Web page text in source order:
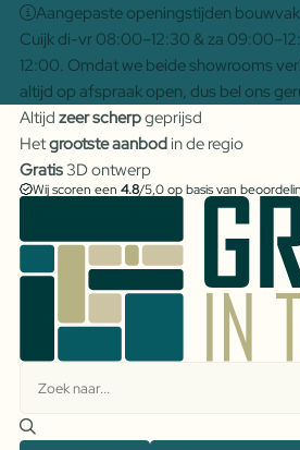
Aangepaste openingstijden
Cuijk di-vr 08:00–12:30 & za
12:00. Omdat we beide showrooms
altijd op afspraak open, dus bel ons
Altijd zeer scherpgeprijsd
Hetgrootste aanbodin de regio
Gratis3D ontwerp
Wij scoren een 4.8/5,0 op basis van